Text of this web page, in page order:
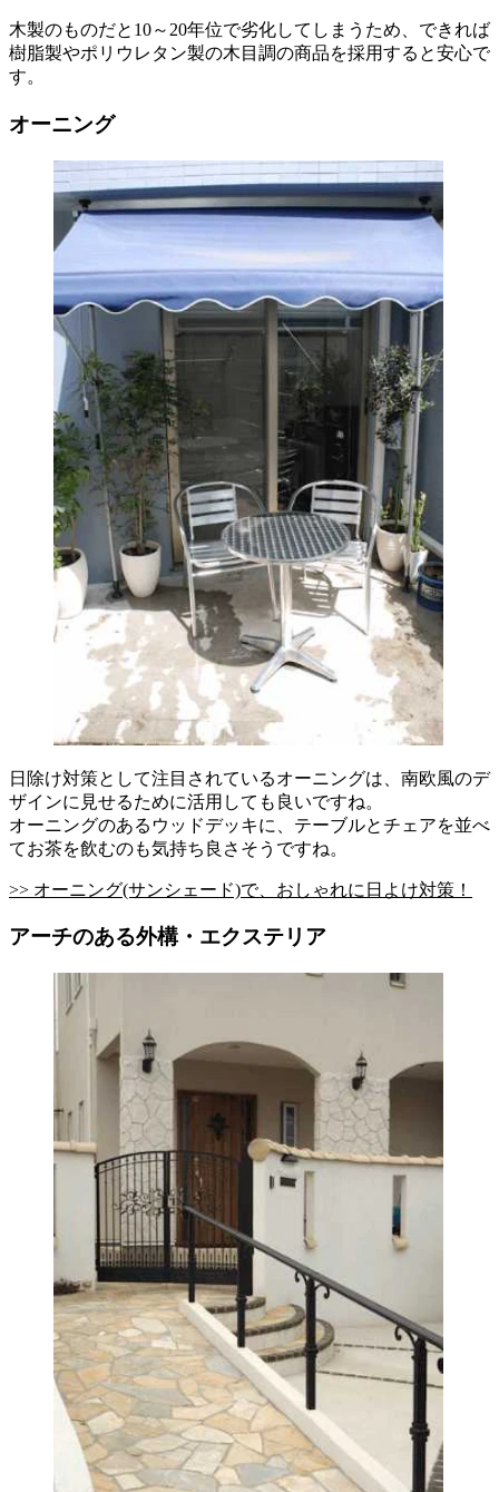
木製のものだと10～20年位で劣化してしまうため、できれば
樹脂製やポリウレタン製の木目調の商品を採用すると安心で
す。
オーニング
日除け対策として注目されているオーニングは、南欧風のデ
ザインに見せるために活用しても良いですね。
オーニングのあるウッドデッキに、テーブルとチェアを並べ
てお茶を飲むのも気持ち良さそうですね。
>> オーニング(サンシェード)で、おしゃれに日よけ対策！
アーチのある外構・エクステリア